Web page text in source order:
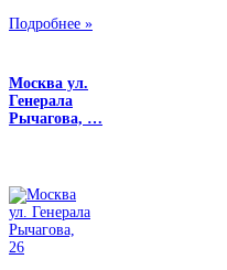
Подробнее »
Москва ул.
Генерала
Рычагова, …